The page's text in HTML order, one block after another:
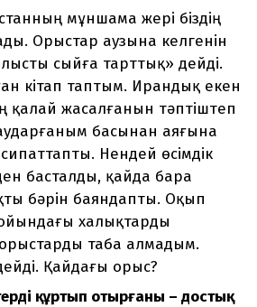
мұншама жері біздің
Орыстар аузына келгенін
сыйға тарттық» дейді.
кітап таптым. Ирандық екен
қалай жасалғанын тәптіштеп
басынан аяғына
сипаттапты. Нендей өсімдік
басталды, қайда бара
бәрін баяндапты. Оқып
халықтарды
таба алмадым.
Қайдағы орыс?
құртып отырғаны – достық